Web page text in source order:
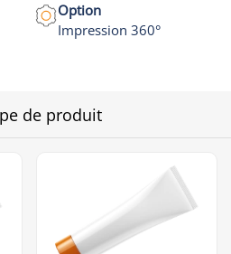
Option
Impression 360°
de produit